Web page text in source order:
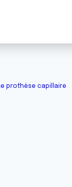
prothèse capillaire